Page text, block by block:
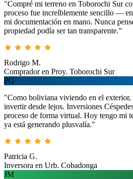
"Compré mi terreno en Toborochi Sur
proceso fue increíblemente sencillo —
mi documentación en mano. Nunca
propiedad podía ser tan transparente."
Rodrigo M.
Comprador en Proy. Toborochi Sur
PG
"Como boliviana viviendo en el exterior,
invertir desde lejos. Inversiones
proceso de forma virtual. Hoy tengo mi
ya está generando plusvalía."
Patricia G.
Inversora en Urb. Cobadonga
JM